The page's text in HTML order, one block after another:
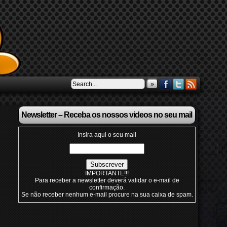
»
Newsletter – Receba os nossos videos no seu mail
Insira aqui o seu mail
IMPORTANTE!!!
Para receber a newsletter deverá validar o e-mail de
confirmação.
Se não receber nenhum e-mail procure na sua caixa de spam.